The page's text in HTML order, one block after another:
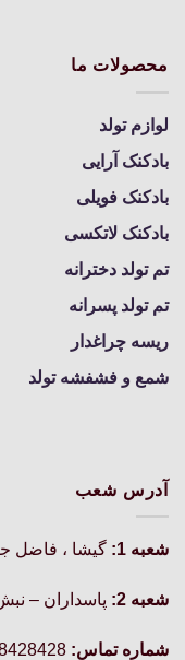
محصولات ما
لوازم تولد
بادکنک آرایی
بادکنک فویلی
بادکنک لاتکسی
تم تولد دخترانه
تم تولد پسرانه
ریسه چراغدار
شمع و فشفشه تولد
آدرس شعب
شعبه 1: گيشا ، فاضل
شعبه 2: پاسداران – نبش
شماره تماس: